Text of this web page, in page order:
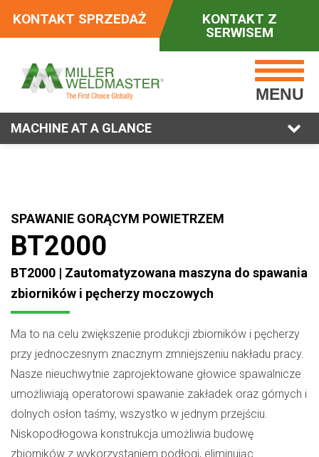
KONTAKT SPRZEDAŻ
KONTAKT Z
SERWISEM
MENU
MACHINE AT A GLANCE
SPAWANIE GORĄCYM POWIETRZEM
BT2000
BT2000 | Zautomatyzowana maszyna do spawania
zbiorników i pęcherzy moczowych
Ma to na celu zwiększenie produkcji zbiorników i pęcherzy
przy jednoczesnym znacznym zmniejszeniu nakładu pracy.
Nasze nieuchwytnie zaprojektowane głowice spawalnicze
umożliwiają operatorowi spawanie zakładek oraz górnych i
dolnych osłon taśmy, wszystko w jednym przejściu.
Niskopodłogowa konstrukcja umożliwia budowę
zbiorników z wykorzystaniem podłogi, eliminując